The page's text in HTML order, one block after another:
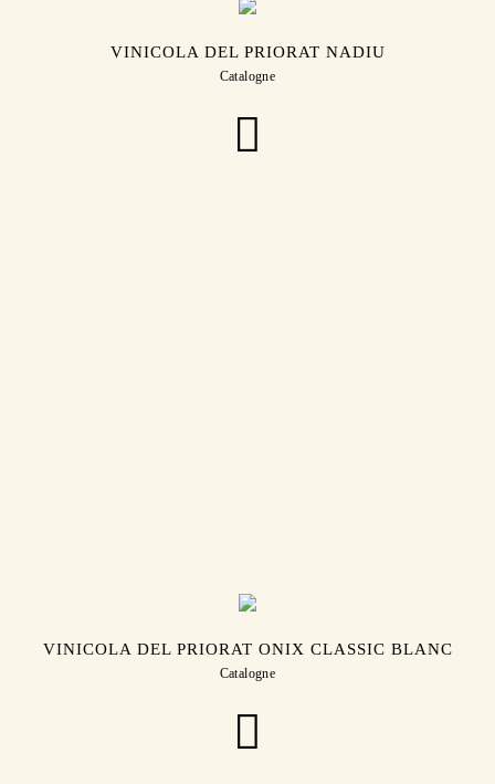
VINICOLA DEL PRIORAT NADIU
Catalogne
VINICOLA DEL PRIORAT ONIX CLASSIC BLANC
Catalogne